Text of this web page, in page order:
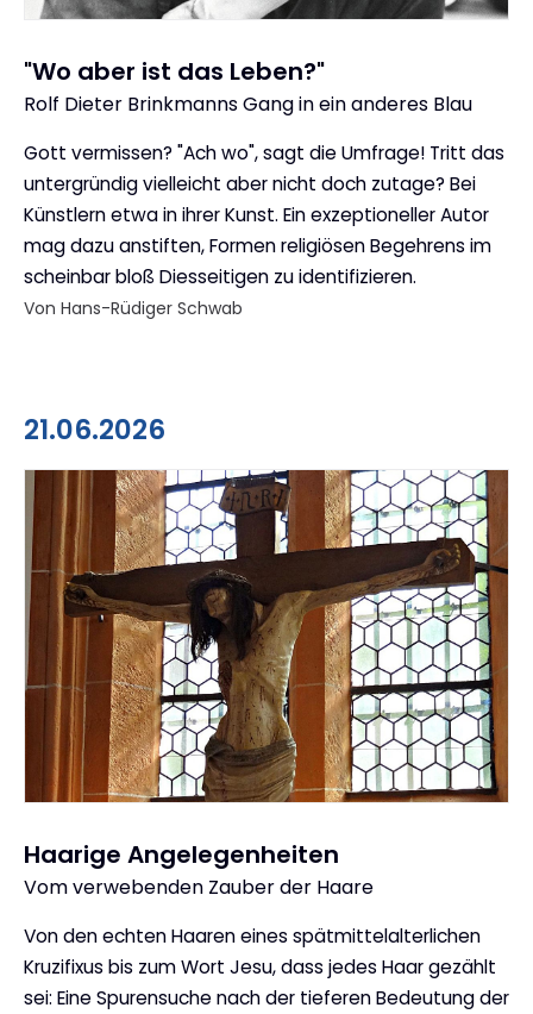
"Wo aber ist das Leben?"
:
Rolf Dieter Brinkmanns Gang in ein anderes Blau
Gott vermissen? "Ach wo", sagt die Umfrage! Tritt das
untergründig vielleicht aber nicht doch zutage? Bei
Künstlern etwa in ihrer Kunst. Ein exzeptioneller Autor
mag dazu anstiften, Formen religiösen Begehrens im
scheinbar bloß Diesseitigen zu identifizieren.
Von Hans-Rüdiger Schwab
21.06.2026
Haarige Angelegenheiten
:
Vom verwebenden Zauber der Haare
Von den echten Haaren eines spätmittelalterlichen
Kruzifixus bis zum Wort Jesu, dass jedes Haar gezählt
sei: Eine Spurensuche nach der tieferen Bedeutung der